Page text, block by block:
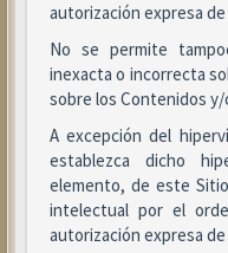
autorización expresa de
No se permite
inexacta o incorrecta
sobre los Contenidos y/
A excepción del
establezca dicho
elemento, de este
intelectual por el
autorización expresa de